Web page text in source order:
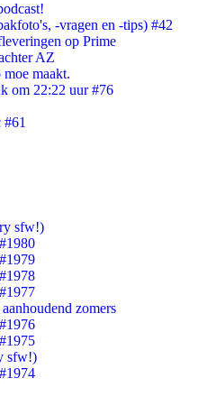
-vragen en -tips) #42
op Prime
AZ
maakt.
om 22:22 uur #76
sfw!)
zomers
sfw!)